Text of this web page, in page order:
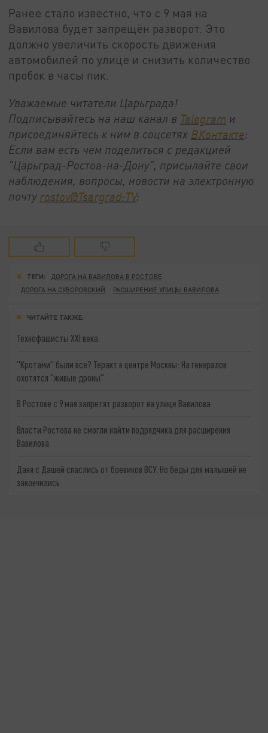
Ранее стало известно, что с 9 мая на
Вавилова будет запрещён разворот. Это
должно увеличить скорость движения
автомобилей по улице и снизить количество
пробок в часы пик.
Уважаемые читатели Царьграда!
Подписывайтесь на наш канал в Telegram и
присоединяйтесь к ним в соцсетях ВКонтакте:
Если вам есть чем поделиться с редакцией
"Царьград-Ростов-на-Дону", присылайте свои
наблюдения, вопросы, новости на электронную
почту rostov@Tsargrad:ТV:
ТЕГИ:
ДОРОГА НА ВАВИЛОВА В РОСТОВЕ
ДОРОГА НА СУВОРОВСКИЙ
РАСШИРЕНИЕ УЛИЦЫ ВАВИЛОВА
ЧИТАЙТЕ ТАКЖЕ:
Технофашисты XXI века
"Кротами" были все? Теракт в центре Москвы: На генералов
охотятся "живые дроны"
В Ростове с 9 мая запретят разворот на улице Вавилова
Власти Ростова не смогли найти подрядчика для расширения
Вавилова
Даня с Дашей спаслись от боевиков ВСУ. Но беды для малышей не
закончились